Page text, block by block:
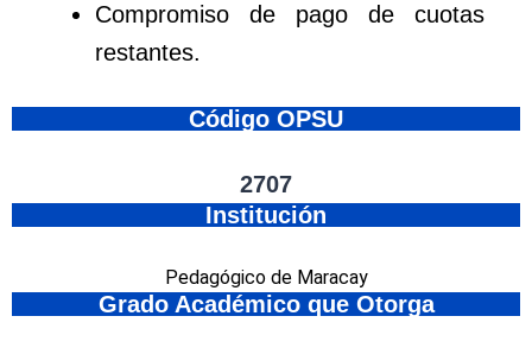
Compromiso de pago de cuotas
restantes.
Código OPSU
2707
Institución
Pedagógico de Maracay
Grado Académico que Otorga